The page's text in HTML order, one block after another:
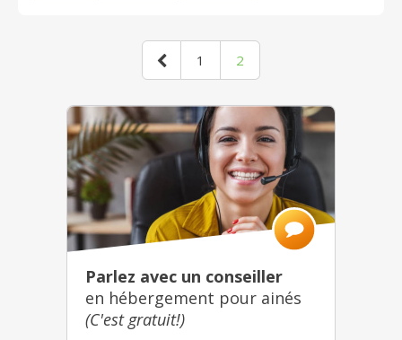
1 2
Parlez avec un conseiller
en hébergement pour ainés
(C'est gratuit!)